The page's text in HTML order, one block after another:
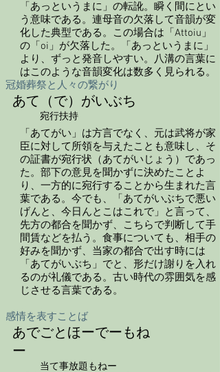
「あっというまに」の転訛。瞬く間にとい
う意味である。連母音の欠落して音韻が変
化した典型である。この場合は「Attoiu」
の「oi」が欠落した。「あっというまに」
より、ずっと発音しやすい。八溝の言葉に
はこのような音韻変化は数多く見られる。
冠婚葬祭と人々の繋がり
あて（で）がいぶち
宛行扶持
「あてがい」は方言でなく、元は武将が家
臣に対して所領を与えたことも意味し、そ
の証書が宛行状（あてがいじょう）であっ
た。部下の意見を聞かずに決めたことよ
り、一方的に宛行することから生まれた言
葉である。今でも、「あてがいぶちで悪い
げんと、今日んとこはこれで」と言って、
先方の都合を聞かず、こちらで判断して手
間賃などを払う。食事についても、相手の
好みを聞かず、当家の都合で出す時には
「あてがいぶち」でと、形だけ謝りを入れ
るのが礼儀である。古い時代の雰囲気を感
じさせる言葉である。
感情を表すことば
あでごとほーでーもね
ー
当て事放題もねー